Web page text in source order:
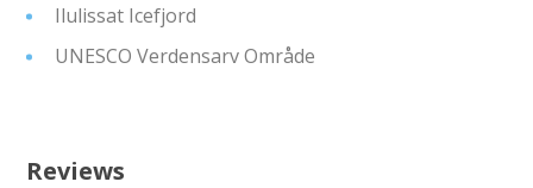
Ilulissat Icefjord
UNESCO Verdensarv Område
Reviews